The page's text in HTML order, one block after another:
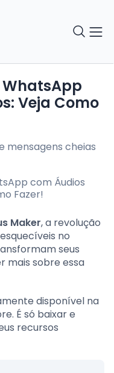
Veja Como
mensagens cheias
Maker, a revolução
no
seus
mais sobre essa
disponível na
É só baixar e
recursos